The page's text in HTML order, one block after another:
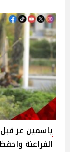
ياسمين عز
الفراعنة